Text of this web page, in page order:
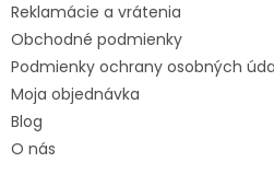
Reklamácie a vrátenia
Obchodné podmienky
Podmienky ochrany osobných
Moja objednávka
Blog
O nás